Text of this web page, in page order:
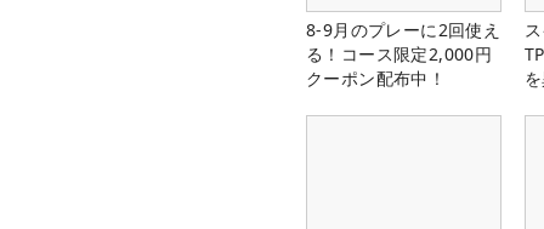
8-9月のプレーに2回使え
る！コース限定2,000円
クーポン配布中！